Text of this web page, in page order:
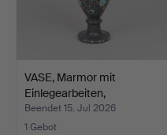
VASE, Marmor mit
Einlegearbeiten,
wahrsche…
Beendet 15. Jul 2026
1 Gebot